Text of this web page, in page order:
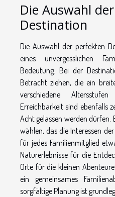
Die Auswahl
Destination
Die Auswahl der perfekten
eines unvergesslichen
Bedeutung. Bei der
Betracht ziehen, die ein
verschiedene
Erreichbarkeit sind ebenfalls
Acht gelassen werden dürfen.
wählen, das die Interessen
für jedes Familienmitglied
Naturerlebnisse für die
Orte für die kleinen
ein gemeinsames
sorgfältige Planung ist